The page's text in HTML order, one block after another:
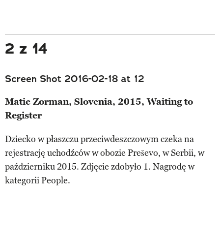
2 z 14
Screen Shot 2016-02-18 at 12
Matic Zorman, Slovenia, 2015, Waiting to
Register
Dziecko w płaszczu przeciwdeszczowym czeka na
rejestrację uchodźców w obozie Preševo, w Serbii, w
październiku 2015. Zdjęcie zdobyło 1. Nagrodę w
kategorii People.